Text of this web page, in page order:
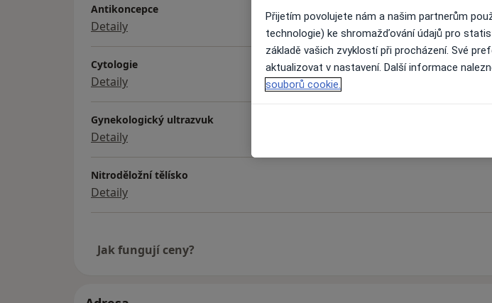
Antikoncepce
Detaily
Cytologie
Detaily
Gynekologický ultrazvuk
Detaily
Nitroděložní tělísko
Detaily
Jak fungují ceny?
Přijetím povolujete nám a našim partnerům
technologie) ke shromažďování údajů pro
základě vašich zvyklostí při procházení. Své
aktualizovat v nastavení. Další informace
souborů cookie.